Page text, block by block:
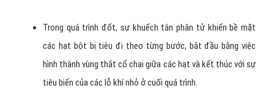
Trong quá trình đốt, sự khuếch tán phân tử khiến bề mặt
các hạt bột bị tiêu đi theo từng bước, bắt đầu bằng việc
hình thành vùng thắt cổ chai giữa các hạt và kết thúc với sự
tiêu biến của các lỗ khí nhỏ ở cuối quá trình.